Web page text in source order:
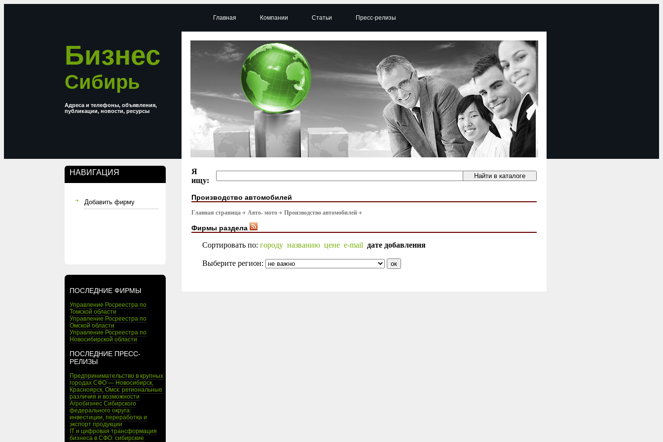
Бизнес
Сибирь
Адреса и телефоны, объявления,
публикации, новости, ресурсы
НАВИГАЦИЯ
Добавить фирму
ПОСЛЕДНИЕ ФИРМЫ
Управление Росреестра по
Томской области
Управление Росреестра по
Омской области
Управление Росреестра по
Новосибирской области
ПОСЛЕДНИЕ ПРЕСС-
РЕЛИЗЫ
Предпринимательство в крупных
городах СФО — Новосибирск,
Красноярск, Омск: региональные
различия и возможности
Агробизнес Сибирского
федерального округа:
инвестиции, переработка и
экспорт продукции
IT и цифровая трансформация
бизнеса в СФО: сибирские
Главная Компании Статьи Пресс-релизы
Я
ищу:
Производство автомобилей
Главная страница Авто- мото Производство автомобилей
Фирмы раздела
Сортировать по: городу названию цене e-mail дате добавления
Выберите регион: